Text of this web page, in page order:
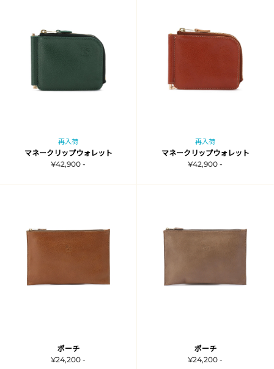
再入荷
マネークリップウォレット
¥42,900 -
再入荷
マネークリップウォレット
¥42,900 -
ポーチ
¥24,200 -
ポーチ
¥24,200 -